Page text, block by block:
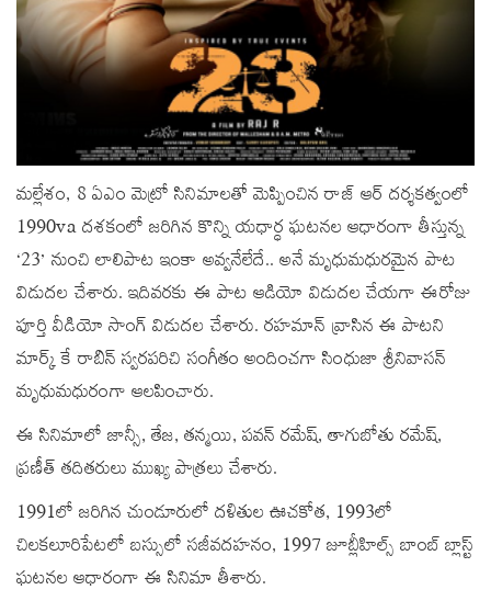
మల్లేశం, 8 ఏఎం మెట్రో సినిమాలతో మెప్పించిన రాజ్ ఆర్‌ దర్శకత్వంలో
1990va దశకంలో జరిగిన కొన్ని యధార్ధ ఘటనల ఆధారంగా తీస్తున్న
‘23’ నుంచి లాలిపాట ఇంకా అవ్వనేలేదే.. అనే మృధుమధురమైన పాట
విడుదల చేశారు. ఇదివరకు ఈ పాట ఆడియో విడుదల చేయగా ఈరోజు
పూర్తి వీడియో సాంగ్‌ విడుదల చేశారు. రహమాన్ వ్రాసిన ఈ పాటని
మార్క్ కే రాబిన్ స్వరపరిచి సంగీతం అందించగా సింధుజా శ్రీనివాసన్
మృధుమధురంగా ఆలపించారు.
ఈ సినిమాలో జాన్సీ, తేజ, తన్మయి, పవన్ రమేష్, తాగుబోతు రమేష్,
ప్రణీత్ తదితరులు ముఖ్య పాత్రలు చేశారు.
1991లో జరిగిన చుండూరులో దళితుల ఊచకోత, 1993లో
చిలకలూరిపేటలో బస్సులో సజీవదహనం, 1997 జూబ్లీహిల్స్‌ బాంబ్ బ్లాస్ట్
ఘటనల ఆధారంగా ఈ సినిమా తీశారు.